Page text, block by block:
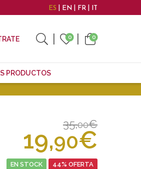
ES EN FR IT
0 0
PRODUCTOS
35,00€
19,90€
EN STOCK
44% OFERTA